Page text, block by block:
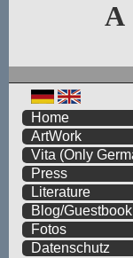
Home
ArtWork
Vita (Only
Press
Literature
Blog/Guestbook
Fotos
Datenschutz